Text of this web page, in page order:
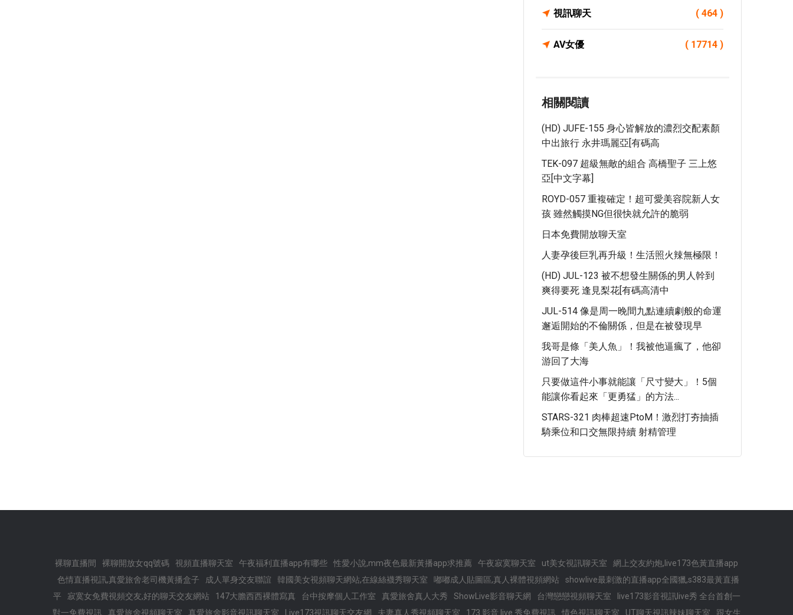
視訊聊天 ( 464 )
AV女優 ( 17714 )
相關閱讀
(HD) JUFE-155 身心皆解放的濃烈交配素顏
中出旅行 永井瑪麗亞[有碼高
TEK-097 超級無敵的組合 高橋聖子 三上悠
亞[中文字幕]
ROYD-057 重複確定！超可愛美容院新人女
孩 雖然觸摸NG但很快就允許的脆弱
日本免費開放聊天室
人妻孕後巨乳再升級！生活照火辣無極限！
(HD) JUL-123 被不想發生關係的男人幹到
爽得要死 逢見梨花[有碼高清中
JUL-514 像是周一晚間九點連續劇般的命運
邂逅開始的不倫關係，但是在被發現早
我哥是條「美人魚」！我被他逼瘋了，他卻
游回了大海
只要做這件小事就能讓「尺寸變大」！5個
能讓你看起來「更勇猛」的方法...
STARS-321 肉棒超速PtoM！激烈打夯抽插
騎乘位和口交無限持續 射精管理
裸聊直播間 裸聊開放女qq號碼 視頻直播聊天室 午夜福利直播app有哪些 性愛小說,mm夜色最新黃播app求推薦 午夜寂寞聊天室 ut美女視訊聊天室
網上交友約炮,live173色黃直播app
色情直播視訊,真愛旅舍老司機黃播盒子
成人單身交友聯誼 韓國美女視頻聊天網站,在線絲襪秀聊天室 嘟嘟成人貼圖區,真人裸體視頻網站
showlive最刺激的直播app全國獵,s383最黃直播
平
寂寞女免費視頻交友,好的聊天交友網站 147大膽西西裸體寫真 台中按摩個人工作室 真愛旅舍真人大秀 ShowLive影音聊天網 台灣戀戀視頻聊天室
live173影音視訊live秀 全台首創一
對一免費視訊
真愛旅舍視頻聊天室 真愛旅舍影音視訊聊天室 Live173視訊聊天交友網 夫妻真人秀視頻聊天室 173 影音 live 秀免費視訊 情色視訊聊天室 UT聊天視訊辣妹聊天室 跟女生